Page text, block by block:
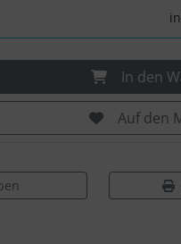
In den
Auf den